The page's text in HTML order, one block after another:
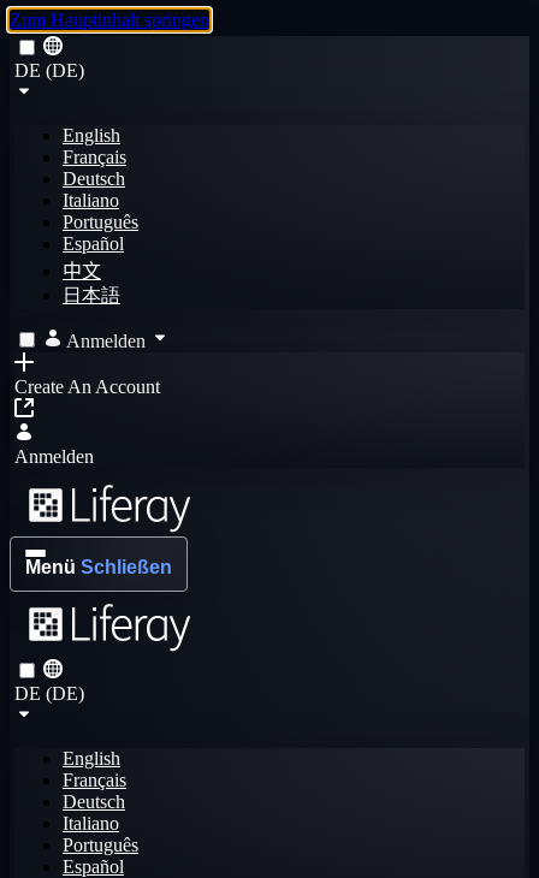
Zum Hauptinhalt springen
DE (DE)
English
Français
Deutsch
Italiano
Português
Español
中文
日本語
Anmelden
Create An Account
Anmelden
Menü Schließen
DE (DE)
English
Français
Deutsch
Italiano
Português
Español